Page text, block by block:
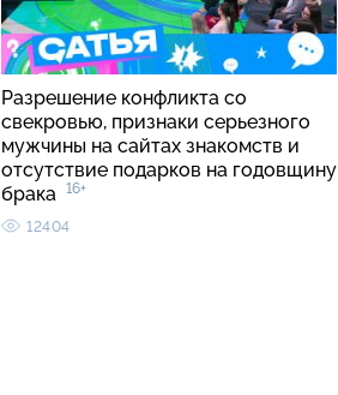
Разрешение конфликта со
свекровью, признаки серьезного
мужчины на сайтах знакомств и
отсутствие подарков на годовщину
брака 16+
12404